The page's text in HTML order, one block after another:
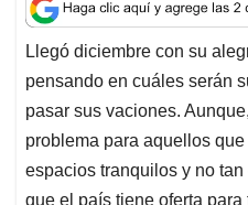
a
t
s
A
p
p
c
e
b
o
o
k
n
k
e
d
I
n
a
i
l
r
e
a
d
s
Llegó diciembre con su
pensando en cuáles serán
pasar sus vaciones.
problema para aquellos
espacios tranquilos y no
que el país tiene oferta